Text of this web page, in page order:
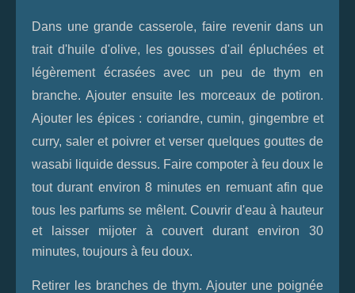
Dans une grande casserole, faire revenir dans un
trait d'huile d'olive, les gousses d'ail épluchées et
légèrement écrasées avec un peu de thym en
branche. Ajouter ensuite les morceaux de potiron.
Ajouter les épices : coriandre, cumin, gingembre et
curry, saler et poivrer et verser quelques gouttes de
wasabi liquide dessus. Faire compoter à feu doux le
tout durant environ 8 minutes en remuant afin que
tous les parfums se mêlent.Couvrir d'eau à hauteur
et laisser mijoter à couvert durant environ 30
minutes, toujours à feu doux.
Retirer les branches de thym. Ajouter une poignée